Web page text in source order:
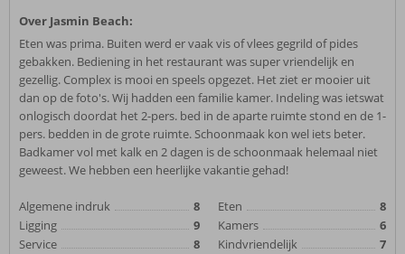
Over Jasmin Beach:
Eten was prima. Buiten werd er vaak vis of vlees gegrild of pides
gebakken. Bediening in het restaurant was super vriendelijk en
gezellig. Complex is mooi en speels opgezet. Het ziet er mooier uit
dan op de foto's. Wij hadden een familie kamer. Indeling was ietswat
onlogisch doordat het 2-pers. bed in de aparte ruimte stond en de 1-
pers. bedden in de grote ruimte. Schoonmaak kon wel iets beter.
Badkamer vol met kalk en 2 dagen is de schoonmaak helemaal niet
geweest. We hebben een heerlijke vakantie gehad!
Algemene indruk
8
Ligging
9
Service
8
Eten
8
Kamers
6
Kindvriendelijk
7